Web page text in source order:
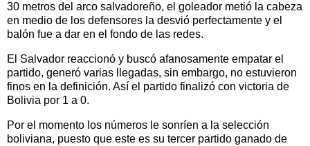
30 metros del arco salvadoreño, el goleador metió la cabeza
en medio de los defensores la desvió perfectamente y el
balón fue a dar en el fondo de las redes.
El Salvador reaccionó y buscó afanosamente empatar el
partido, generó varias llegadas, sin embargo, no estuvieron
finos en la definición. Así el partido finalizó con victoria de
Bolivia por 1 a 0.
Por el momento los números le sonríen a la selección
boliviana, puesto que este es su tercer partido ganado de